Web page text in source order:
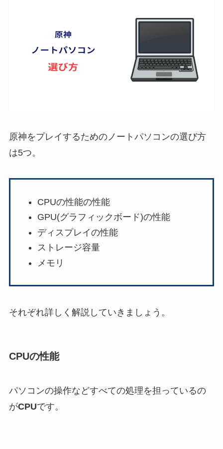
原神をプレイするためのノートパソコンの選び方
は5つ。
CPUの性能の性能
GPU(グラフィックボード)の性能
ディスプレイの性能
ストレージ容量
メモリ
それぞれ詳しく解説していきましょう。
CPUの性能
パソコンの操作などすべての処理を担っているの
がCPUです。